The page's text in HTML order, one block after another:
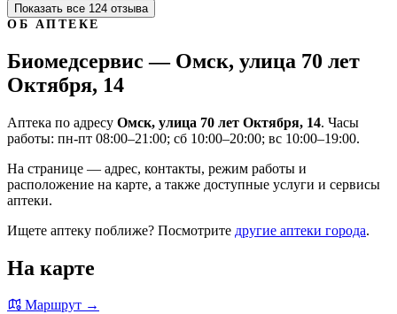
Показать все 124 отзыва
ОБ АПТЕКЕ
Биомедсервис — Омск, улица 70 лет
Октября, 14
Аптека по адресу Омск, улица 70 лет Октября, 14. Часы
работы: пн-пт 08:00–21:00; сб 10:00–20:00; вс 10:00–19:00.
На странице — адрес, контакты, режим работы и
расположение на карте, а также доступные услуги и сервисы
аптеки.
Ищете аптеку поближе? Посмотрите другие аптеки города.
На карте
Маршрут →